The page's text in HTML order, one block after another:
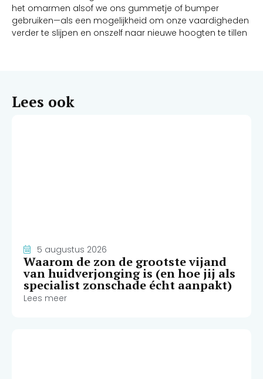
het omarmen alsof we ons gummetje of bumper
gebruiken—als een mogelijkheid om onze vaardigheden
verder te slijpen en onszelf naar nieuwe hoogten te tillen
Lees ook
5 augustus 2026
Waarom de zon de grootste vijand
van huidverjonging is (en hoe jij als
specialist zonschade écht aanpakt)
Lees meer